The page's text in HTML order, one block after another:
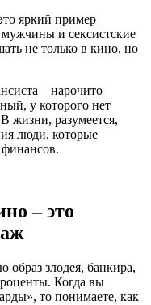
яркий пример
и сексистские
не только в кино, но
– нарочито
у которого нет
жизни, разумеется,
люди, которые
– это
образ злодея, банкира,
Когда вы
то понимаете, как